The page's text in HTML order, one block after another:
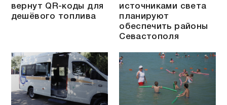
вернут QR-коды для
дешёвого топлива
источниками света
планируют
обеспечить районы
Севастополя